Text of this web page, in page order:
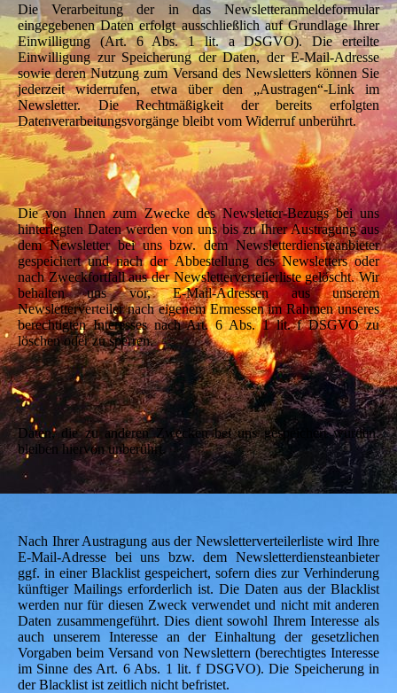
Die Verarbeitung der in das Newsletteranmeldeformular
eingegebenen Daten erfolgt ausschließlich auf Grundlage Ihrer
Einwilligung (Art. 6 Abs. 1 lit. a DSGVO). Die erteilte
Einwilligung zur Speicherung der Daten, der E-Mail-Adresse
sowie deren Nutzung zum Versand des Newsletters können Sie
jederzeit widerrufen, etwa über den „Austragen“-Link im
Newsletter. Die Rechtmäßigkeit der bereits erfolgten
Datenverarbeitungsvorgänge bleibt vom Widerruf unberührt.
Die von Ihnen zum Zwecke des Newsletter-Bezugs bei uns
hinterlegten Daten werden von uns bis zu Ihrer Austragung aus
dem Newsletter bei uns bzw. dem Newsletterdiensteanbieter
gespeichert und nach der Abbestellung des Newsletters oder
nach Zweckfortfall aus der Newsletterverteilerliste gelöscht. Wir
behalten uns vor, E-Mail-Adressen aus unserem
Newsletterverteiler nach eigenem Ermessen im Rahmen unseres
berechtigten Interesses nach Art. 6 Abs. 1 lit. f DSGVO zu
löschen oder zu sperren.
Daten, die zu anderen Zwecken bei uns gespeichert wurden,
bleiben hiervon unberührt.
Nach Ihrer Austragung aus der Newsletterverteilerliste wird Ihre
E-Mail-Adresse bei uns bzw. dem Newsletterdiensteanbieter
ggf. in einer Blacklist gespeichert, sofern dies zur Verhinderung
künftiger Mailings erforderlich ist. Die Daten aus der Blacklist
werden nur für diesen Zweck verwendet und nicht mit anderen
Daten zusammengeführt. Dies dient sowohl Ihrem Interesse als
auch unserem Interesse an der Einhaltung der gesetzlichen
Vorgaben beim Versand von Newslettern (berechtigtes Interesse
im Sinne des Art. 6 Abs. 1 lit. f DSGVO). Die Speicherung in
der Blacklist ist zeitlich nicht befristet.